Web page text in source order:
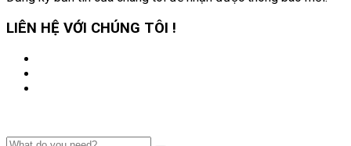
LIÊN HỆ VỚI CHÚNG TÔI !